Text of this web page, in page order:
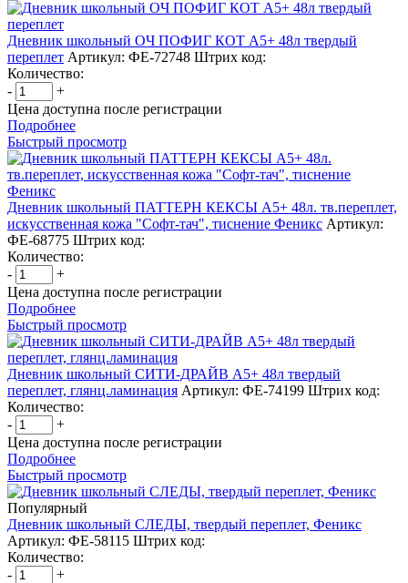
Дневник школьный ОЧ ПОФИГ КОТ А5+ 48л твердый
переплет Артикул: ФЕ-72748 Штрих код:
Количество:
-
+
Цена доступна после регистрации
Подробнее
Быстрый просмотр
Дневник школьный ПАТТЕРН КЕКСЫ А5+ 48л. тв.переплет,
искусственная кожа "Софт-тач", тиснение Феникс Артикул:
ФЕ-68775 Штрих код:
Количество:
-
+
Цена доступна после регистрации
Подробнее
Быстрый просмотр
Дневник школьный СИТИ-ДРАЙВ А5+ 48л твердый
переплет, глянц.ламинация Артикул: ФЕ-74199 Штрих код:
Количество:
-
+
Цена доступна после регистрации
Подробнее
Быстрый просмотр
Популярный
Дневник школьный СЛЕДЫ, твердый переплет, Феникс
Артикул: ФЕ-58115 Штрих код:
Количество:
-
+